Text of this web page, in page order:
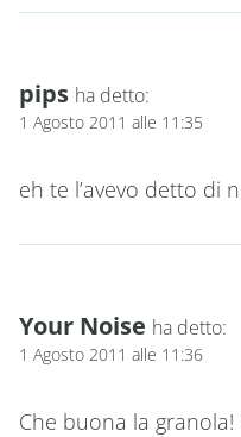
pips ha detto:
1 Agosto 2011 alle 11:35
eh te l’avevo detto di
Your Noise ha detto:
1 Agosto 2011 alle 11:36
Che buona la granola!